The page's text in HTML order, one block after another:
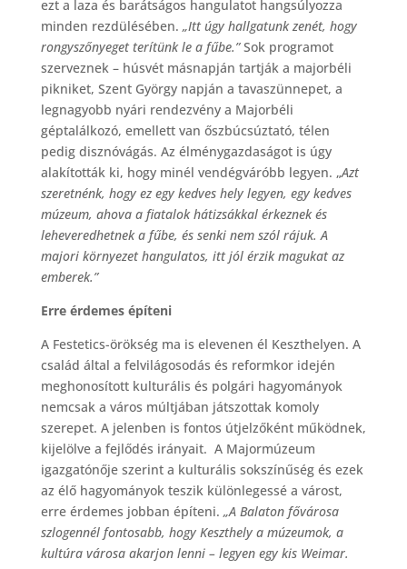
ezt a laza és barátságos hangulatot hangsúlyozza
minden rezdülésében. „Itt úgy hallgatunk zenét, hogy
rongyszőnyeget terítünk le a fűbe.”Sok programot
szerveznek – húsvét másnapján tartják a majorbéli
pikniket, Szent György napján a tavaszünnepet, a
legnagyobb nyári rendezvény a Majorbéli
géptalálkozó, emellett van őszbúcsúztató, télen
pedig disznóvágás. Az élménygazdaságot is úgy
alakították ki, hogy minél vendégváróbb legyen. „Azt
szeretnénk, hogy ez egy kedves hely legyen, egy kedves
múzeum, ahova a fiatalok hátizsákkal érkeznek és
leheveredhetnek a fűbe, és senki nem szól rájuk. A
majori környezet hangulatos, itt jól érzik magukat az
emberek.”
Erre érdemes építeni
A Festetics-örökség ma is elevenen él Keszthelyen. A
család által a felvilágosodás és reformkor idején
meghonosított kulturális és polgári hagyományok
nemcsak a város múltjában játszottak komoly
szerepet. A jelenben is fontos útjelzőként működnek,
kijelölve a fejlődés irányait. A Majormúzeum
igazgatónője szerint a kulturális sokszínűség és ezek
az élő hagyományok teszik különlegessé a várost,
erre érdemes jobban építeni. „A Balaton fővárosa
szlogennél fontosabb, hogy Keszthely a múzeumok, a
kultúra városa akarjon lenni – legyen egy kis Weimar.